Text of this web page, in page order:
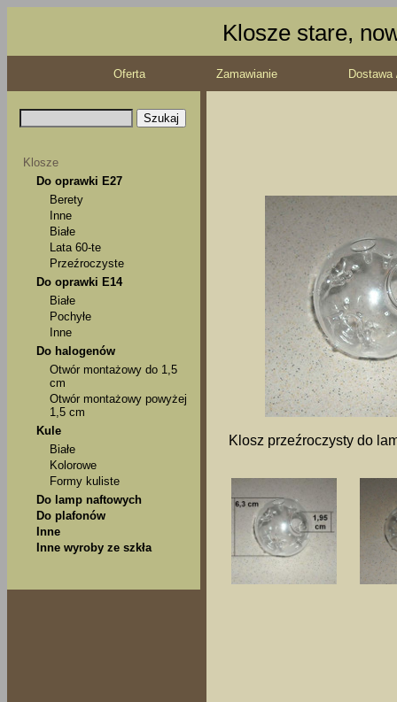
Klosze stare,
Oferta Zamawianie
Klosze
Do oprawki E27
Berety
Inne
Białe
Lata 60-te
Przeźroczyste
Do oprawki E14
Białe
Pochyłe
Inne
Do halogenów
Otwór montażowy do 1,5
cm
Otwór montażowy powyżej
1,5 cm
Kule
Białe
Kolorowe
Formy kuliste
Do lamp naftowych
Do plafonów
Inne
Inne wyroby ze szkła
Klosz przeźroczysty do